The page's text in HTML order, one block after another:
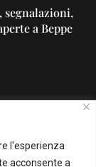
l'esperienza
acconsente a
segnalazioni,
a Beppe
PUBBLICITA'
questo Blog: